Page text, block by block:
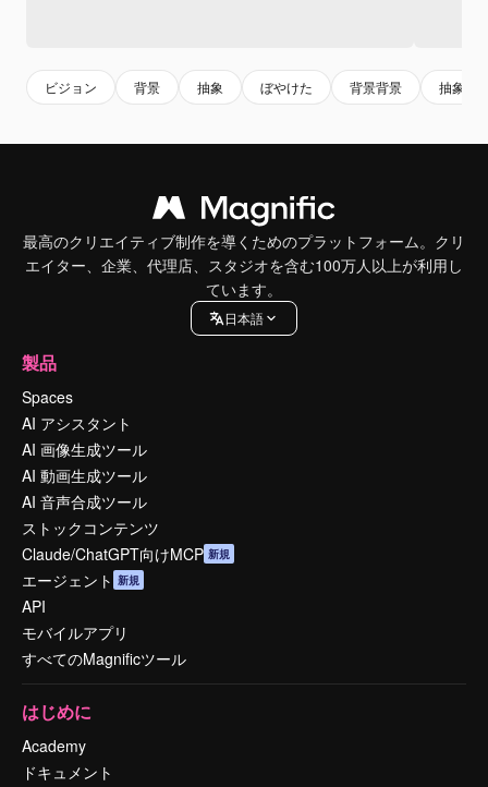
ビジョン 背景 抽象 ぼやけた 背景背景 抽象的
最高のクリエイティブ制作を導くためのプラットフォーム。クリ
エイター、企業、代理店、スタジオを含む100万人以上が利用し
ています。
日本語
製品
Spaces
AI アシスタント
AI 画像生成ツール
AI 動画生成ツール
AI 音声合成ツール
ストックコンテンツ
Claude/ChatGPT向けMCP 新規
エージェント 新規
API
モバイルアプリ
すべてのMagnificツール
はじめに
Academy
ドキュメント